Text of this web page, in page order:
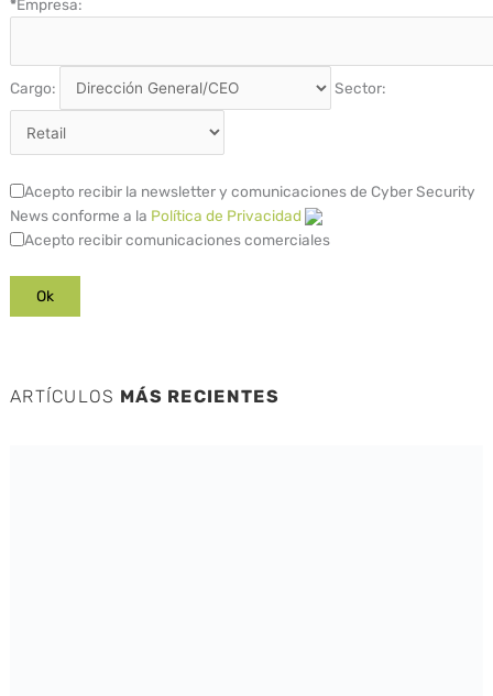
*Empresa:
Cargo: Sector:
Acepto recibir la newsletter y comunicaciones de Cyber Security
News conforme a la Política de Privacidad
Acepto recibir comunicaciones comerciales
ARTÍCULOS MÁS RECIENTES